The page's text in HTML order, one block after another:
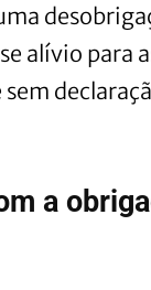
alívio para
a